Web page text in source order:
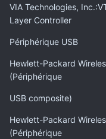
VIA Technologies,
Layer Controller
Périphérique USB
Hewlett-Packard
(Périphérique
USB composite)
Hewlett-Packard
(Périphérique